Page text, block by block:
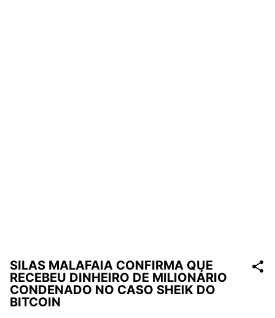
SILAS MALAFAIA CONFIRMA QUE
RECEBEU DINHEIRO DE MILIONÁRIO
CONDENADO NO CASO SHEIK DO
BITCOIN